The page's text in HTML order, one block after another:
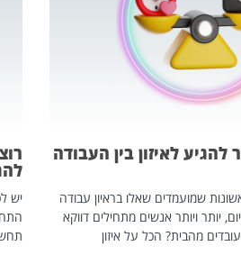
לאיזון בין העבודה
שמועמדים שאלו בראיון עבודה
יותר ויותר אנשים מתחילים דווקא
מהבית? הכל על איזון
יש